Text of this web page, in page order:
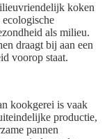
koken
als milieu.
draagt bij aan een
voorop staat.
kookgerei is vaak
productie,
pannen